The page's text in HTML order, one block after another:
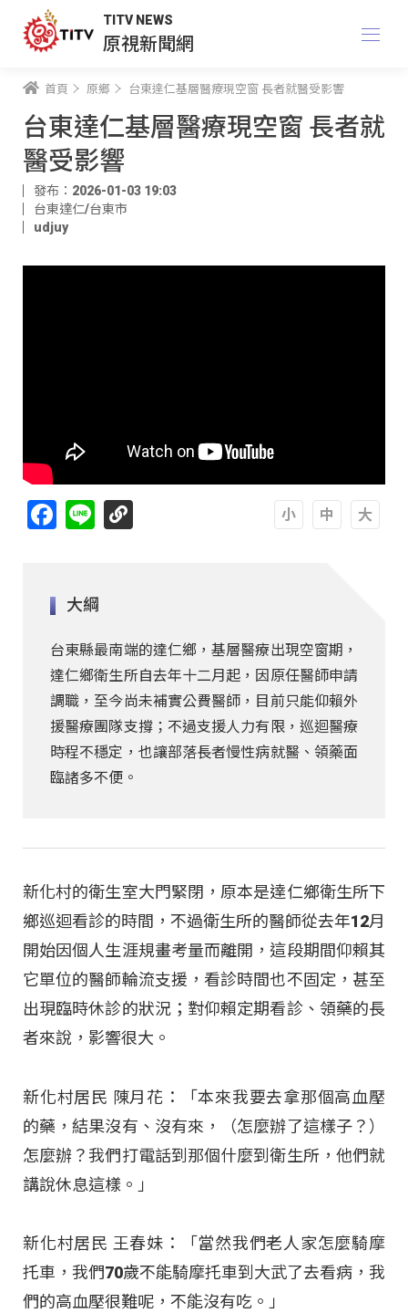
TITV NEWS
原視新聞網
首頁 原鄉 台東達仁基層醫療現空窗 長者就醫受影響
台東達仁基層醫療現空窗 長者就
醫受影響
發布：2026-01-03 19:03
台東達仁/台東市
udjuy
Facebook
Line
大綱
台東縣最南端的達仁鄉，基層醫療出現空窗期，
達仁鄉衛生所自去年十二月起，因原任醫師申請
調職，至今尚未補實公費醫師，目前只能仰賴外
援醫療團隊支撐；不過支援人力有限，巡迴醫療
時程不穩定，也讓部落長者慢性病就醫、領藥面
臨諸多不便。
新化村的衛生室大門緊閉，原本是達仁鄉衛生所下
鄉巡迴看診的時間，不過衛生所的醫師從去年12月
開始因個人生涯規畫考量而離開，這段期間仰賴其
它單位的醫師輪流支援，看診時間也不固定，甚至
出現臨時休診的狀況；對仰賴定期看診、領藥的長
者來說，影響很大。
新化村居民 陳月花：「本來我要去拿那個高血壓
的藥，結果沒有、沒有來，（怎麼辦了這樣子？）
怎麼辦？我們打電話到那個什麼到衛生所，他們就
講說休息這樣。」
新化村居民 王春妹：「當然我們老人家怎麼騎摩
托車，我們70歲不能騎摩托車到大武了去看病，我
們的高血壓很難呢，不能沒有吃。」